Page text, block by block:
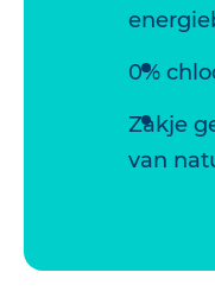
0%
Zakje
van